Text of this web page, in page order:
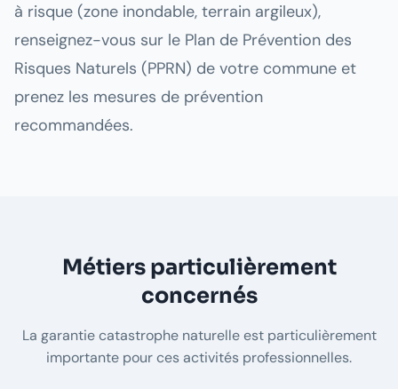
à risque (zone inondable, terrain argileux),
renseignez-vous sur le Plan de Prévention des
Risques Naturels (PPRN) de votre commune et
prenez les mesures de prévention
recommandées.
Métiers particulièrement
concernés
La garantie catastrophe naturelle est particulièrement
importante pour ces activités professionnelles.